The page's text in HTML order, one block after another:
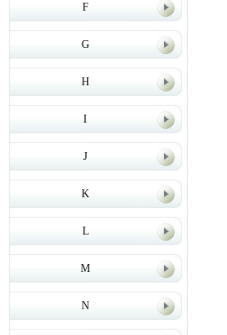
F
G
H
I
J
K
L
M
N